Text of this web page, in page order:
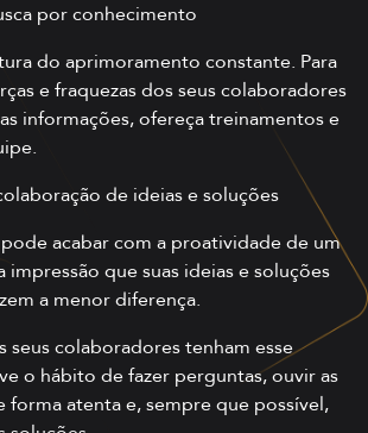
por conhecimento
do aprimoramento constante. Para
e fraquezas dos seus colaboradores
informações, ofereça treinamentos e
de ideias e soluções
acabar com a proatividade de um
impressão que suas ideias e soluções
a menor diferença.
seus colaboradores tenham esse
o hábito de fazer perguntas, ouvir as
forma atenta e, sempre que possível,